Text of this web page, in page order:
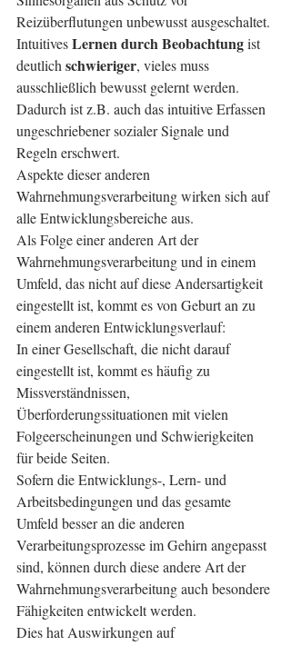
Reizüberflutungen unbewusst ausgeschaltet.
Intuitives Lernen durch Beobachtung ist
deutlich schwieriger, vieles muss
ausschließlich bewusst gelernt werden.
Dadurch ist z.B. auch das intuitive Erfassen
ungeschriebener sozialer Signale und
Regeln erschwert.
Aspekte dieser anderen
Wahrnehmungsverarbeitung wirken sich auf
alle Entwicklungsbereiche aus.
Als Folge einer anderen Art der
Wahrnehmungsverarbeitung und in einem
Umfeld, das nicht auf diese Andersartigkeit
eingestellt ist, kommt es von Geburt an zu
einem anderen Entwicklungsverlauf:
In einer Gesellschaft, die nicht darauf
eingestellt ist, kommt es häufig zu
Missverständnissen,
Überforderungssituationen mit vielen
Folgeerscheinungen und Schwierigkeiten
für beide Seiten.
Sofern die Entwicklungs-, Lern- und
Arbeitsbedingungen und das gesamte
Umfeld besser an die anderen
Verarbeitungsprozesse im Gehirn angepasst
sind, können durch diese andere Art der
Wahrnehmungsverarbeitung auch besondere
Fähigkeiten entwickelt werden.
Dies hat Auswirkungen auf